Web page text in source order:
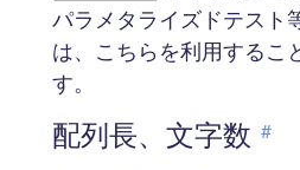
パラメタライズドテスト
は、こちらを利用するこ
す。
配列長、文字数 #